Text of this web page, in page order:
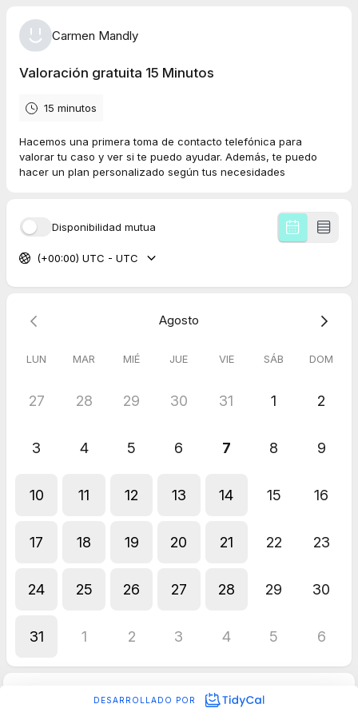
Carmen Mandly
Valoración gratuita 15 Minutos
15 minutos
Hacemos una primera toma de contacto telefónica para
valorar tu caso y ver si te puedo ayudar. Además, te puedo
hacer un plan personalizado según tus necesidades
Disponibilidad mutua
(+00:00) UTC - UTC
Agosto
LUN MAR MIÉ JUE VIE SÁB DOM
27 28 29 30 31 1 2
3 4 5 6 7 8 9
10 11 12 13 14 15 16
17 18 19 20 21 22 23
24 25 26 27 28 29 30
31 1 2 3 4 5 6
DESARROLLADO POR